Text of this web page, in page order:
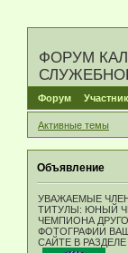
ФОРУМ
Форум
Активные темы
Объявление
УВАЖАЕМЫЕ
ТИТУЛЫ: ЮНЫЙ
ЧЕМПИОНА
ФОТОГРАФИИ
САЙТЕ В